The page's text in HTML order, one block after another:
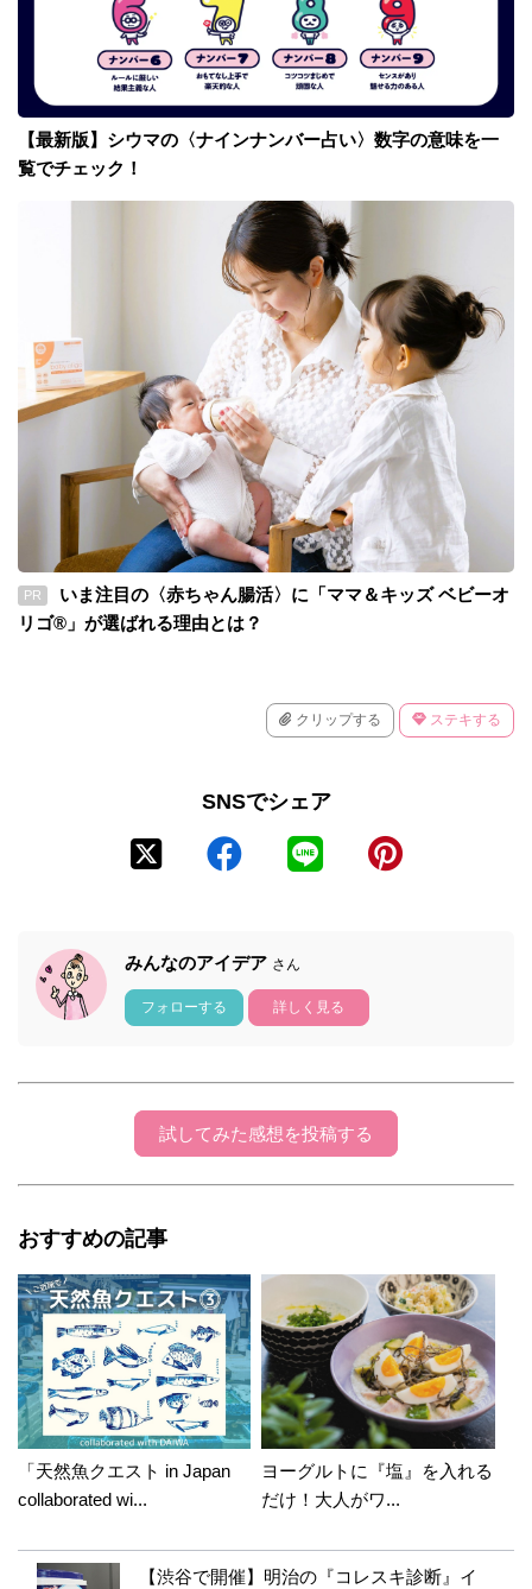
【最新版】シウマの〈ナインナンバー占い〉数字の意味を一
覧でチェック！
PR
いま注目の〈赤ちゃん腸活〉に「ママ＆キッズ ベビーオ
リゴ®」が選ばれる理由とは？
クリップする ステキする
SNSでシェア
みんなのアイデア さん
フォローする 詳しく見る
試してみた感想を投稿する
おすすめの記事
「天然魚クエスト in Japan
collaborated wi...
ヨーグルトに『塩』を入れる
だけ！大人がワ...
【渋谷で開催】明治の『コレスキ診断』イ